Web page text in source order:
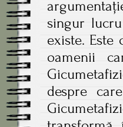
singur
existe.
oamenii
despre